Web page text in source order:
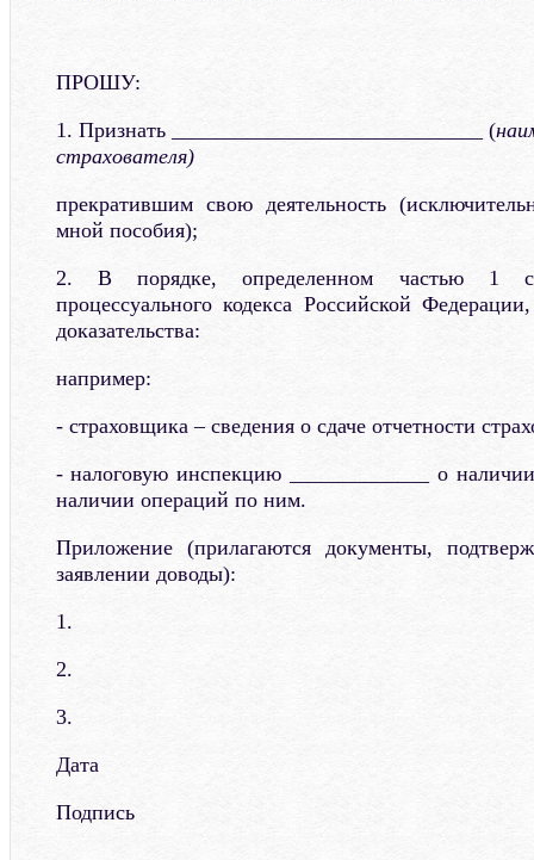
ПРОШУ:
1. Признать _____________________________ (
страхователя)
прекратившим свою деятельность
мной пособия);
2. В порядке, определенном частью 1
процессуального кодекса Российской
доказательства:
например:
- страховщика – сведения о сдаче отчетности
- налоговую инспекцию _____________ о
наличии операций по ним.
Приложение (прилагаются документы,
заявлении доводы):
1.
2.
3.
Дата
Подпись